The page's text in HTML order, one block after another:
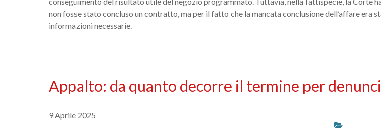
non fosse stato concluso un contratto, ma per il fatto che la mancata conclusione dell’affare era
informazioni necessarie.
Appalto: da quanto decorre il termine per
9 Aprile 2025